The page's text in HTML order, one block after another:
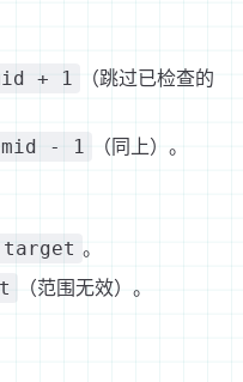
+ 1
（跳过已检查的
- 1 （同上）。
。
（范围无效）。